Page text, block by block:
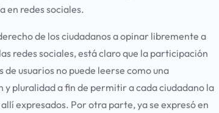
en redes sociales.
de los ciudadanos a opinar libremente a
redes sociales, está claro que la participación
usuarios no puede leerse como una
pluralidad a fin de permitir a cada ciudadano la
expresados. Por otra parte, ya se expresó en